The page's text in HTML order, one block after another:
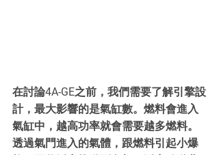
在討論4A-GE之前，我們需要了解引擎設
計，最大影響的是氣缸數。燃料會進入
氣缸中，越高功率就會需要越多燃料。
透過氣門進入的氣體，跟燃料引起小爆